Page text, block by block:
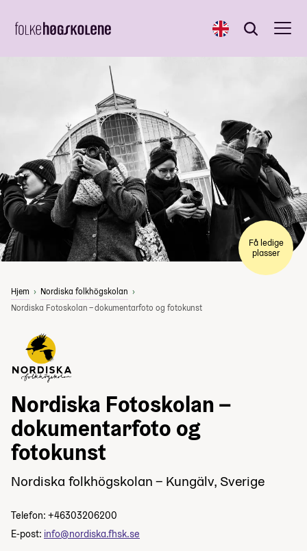
English Søk
Søk
Få ledige
plasser
Hjem
Nordiska folkhögskolan
Nordiska Fotoskolan – dokumentarfoto og fotokunst
Nordiska Fotoskolan –
dokumentarfoto og
fotokunst
Nordiska folkhögskolan – Kungälv, Sverige
Telefon: +46303206200
E-post: info@nordiska.fhsk.se